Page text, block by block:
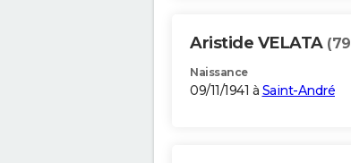
Aristide VELATA
Naissance
09/11/1941 à Saint-André